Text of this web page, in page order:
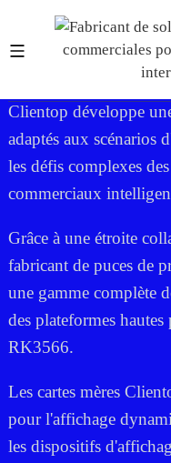
YF-023D
Clientop développe
adaptés aux scénarios
les défis complexes
commerciaux
Grâce à une étroite
fabricant de puces de
une gamme complète
des plateformes
RK3566.
Les cartes mères
pour l'affichage
les dispositifs